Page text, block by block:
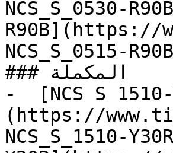
NCS_S_0530-
R90B](https://
NCS_S_0515-
### المكملة
-  [NCS S 1510-
(https://
NCS_S_1510-